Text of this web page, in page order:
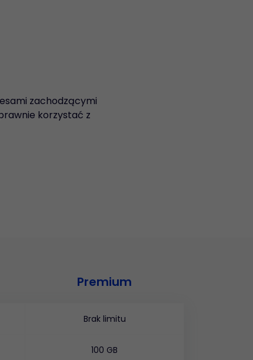
zachodzącymi
korzystać z
Premium
Brak limitu
100 GB